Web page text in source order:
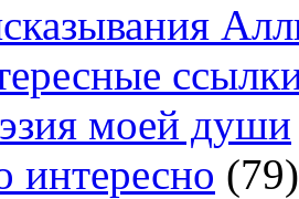
моей души
интересно (79)